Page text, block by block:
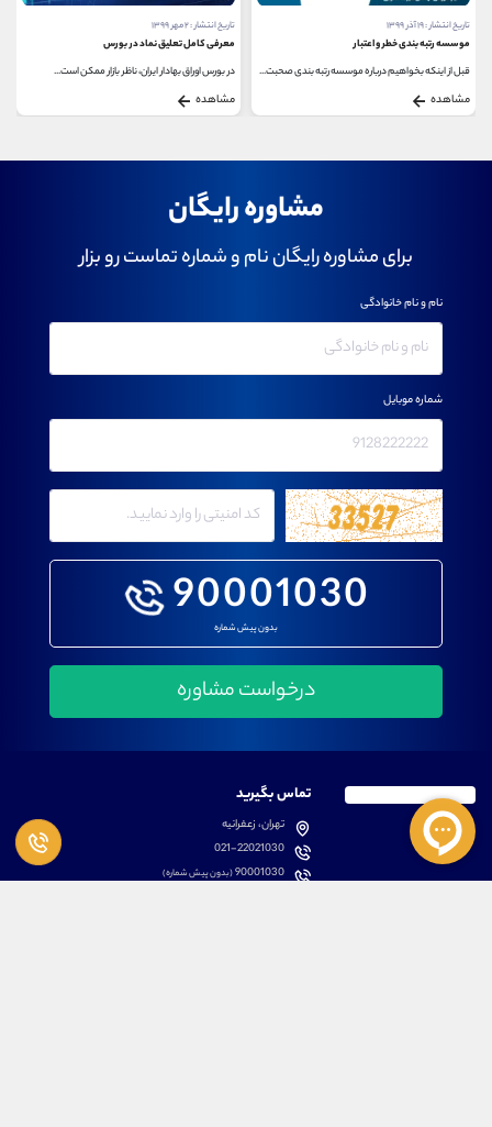
تاریخ انتشار : ۱۹ آذر ۱۳۹۹
موسسه رتبه بندی خطر و اعتبار
قبل از اینکه بخواهیم درباره موسسه رتبه بندی صحبت...
مشاهده
تاریخ انتشار : ۲ مهر ۱۳۹۹
معرفی کامل تعلیق نماد در بورس
در بورس اوراق بهادار ایران، ناظر بازار ممکن است...
مشاهده
مشاوره رایگان
برای مشاوره رایگان نام و شماره تماست رو بزار
90001030
بدون پیش شماره
نام و نام خانوادگی
شماره موبایل
تماس بگیرید
تهران، زعفرانیه
021-22021030
90001030(بدون پیش شماره)